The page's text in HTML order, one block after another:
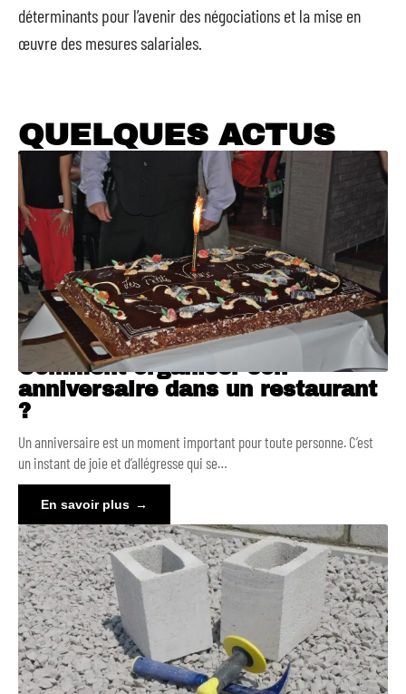
déterminants pour l’avenir des négociations et la mise en
œuvre des mesures salariales.
QUELQUES ACTUS
Comment organiser son
anniversaire dans un restaurant
?
Un anniversaire est un moment important pour toute personne. C’est
un instant de joie et d’allégresse qui se…
En savoir plus